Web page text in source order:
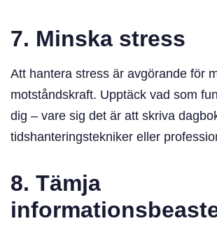
7. Minska stress
Att hantera stress är avgörande för
motståndskraft. Upptäck vad som
dig – vare sig det är att skriva
tidshanteringstekniker eller
8. Tämja